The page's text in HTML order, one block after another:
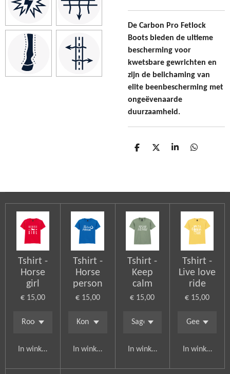
De Carbon Pro Fetlock
Boots bieden de ultieme
bescherming voor
kwetsbare gewrichten en
zijn de belichaming van
elite beenbescherming met
ongeëvenaarde
duurzaamheid.
D
D
S
D
Tshirt -
Horse
girl
€ 15,00
In winkelwagen
Tshirt -
Horse
person
€ 15,00
In winkelwagen
Tshirt -
Keep
calm
€ 15,00
In winkelwagen
Tshirt -
Live love
ride
€ 15,00
In